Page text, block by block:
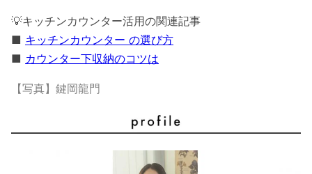
💡キッチンカウンター活用の関連記事
■ キッチンカウンター の選び方
■ カウンター下収納のコツは
【写真】鍵岡龍門